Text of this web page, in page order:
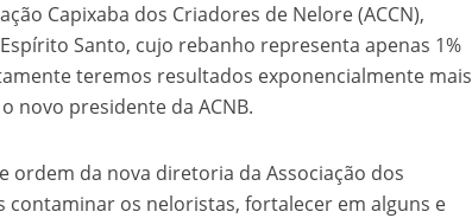
Capixaba dos Criadores de Nelore (ACCN),
Santo, cujo rebanho representa apenas 1%
teremos resultados exponencialmente mais
novo presidente da ACNB.
ordem da nova diretoria da Associação dos
contaminar os neloristas, fortalecer em alguns e